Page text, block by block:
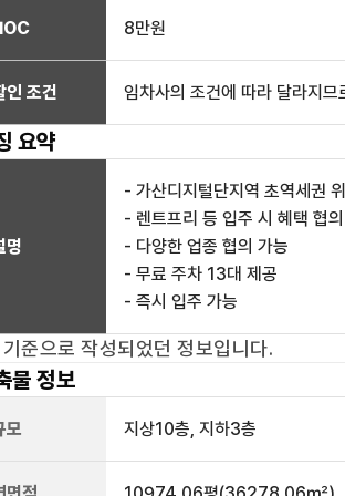
8만원
인 조건 임차사의 조건에 따라 달라지
요약
명
- 가산디지털단지역 초역세권
- 렌트프리 등 입주 시 혜택 협의
- 다양한 업종 협의 가능
- 무료 주차 13대 제공
- 즉시 입주 가능
기준으로 작성되었던 정보입니다.
물 정보
모 지상10층, 지하3층